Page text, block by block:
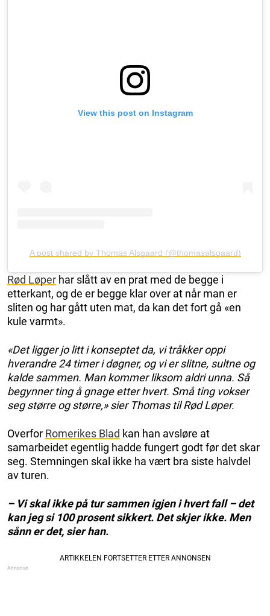
View this post on Instagram
A post shared by Thomas Alsgaard (@thomasalsgaard)
Rød Løper har slått av en prat med de begge i
etterkant, og de er begge klar over at når man er
sliten og har gått uten mat, da kan det fort gå «en
kule varmt».
«Det ligger jo litt i konseptet da, vi tråkker oppi
hverandre 24 timer i døgner, og vi er slitne, sultne og
kalde sammen. Man kommer liksom aldri unna. Så
begynner ting å gnage etter hvert. Små ting vokser
seg større og større,» sier Thomas til Rød Løper.
Overfor Romerikes Blad kan han avsløre at
samarbeidet egentlig hadde fungert godt før det skar
seg. Stemningen skal ikke ha vært bra siste halvdel
av turen.
– Vi skal ikke på tur sammen igjen i hvert fall – det
kan jeg si 100 prosent sikkert. Det skjer ikke. Men
sånn er det, sier han.